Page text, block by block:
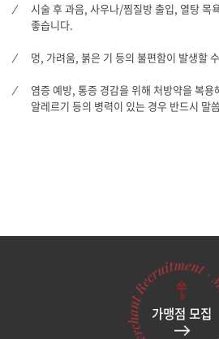
시술 후 과음, 사우나/찜질방 출입, 열탕 목
좋습니다.
멍, 가려움, 붉은 기 등의 불편함이 발생할
염증 예방, 통증 경감을 위해 처방약을 복용
알레르기 등의 병력이 있는 경우 반드시 말
가맹점 모집